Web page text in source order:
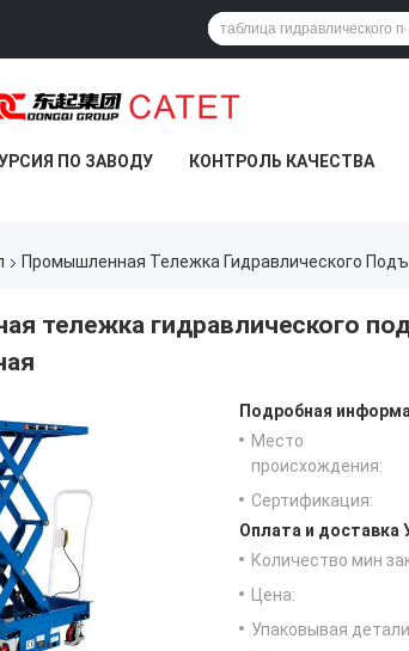
ПО ЗАВОДУ КОНТРОЛЬ КАЧЕСТВА
Промышленная Тележка Гидравлического
тележка гидравлического
Подробная
Место
происхождения:
Сертификация:
Оплата и доставка
Количество мин
Цена:
Упаковывая